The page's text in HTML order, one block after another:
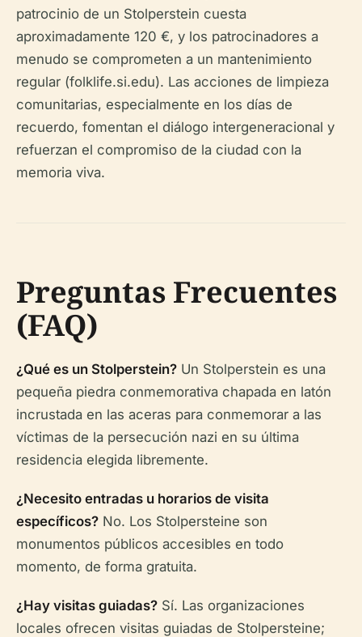
patrocinio de un Stolperstein cuesta
aproximadamente 120 €, y los patrocinadores a
menudo se comprometen a un mantenimiento
regular (folklife.si.edu). Las acciones de limpieza
comunitarias, especialmente en los días de
recuerdo, fomentan el diálogo intergeneracional y
refuerzan el compromiso de la ciudad con la
memoria viva.
Preguntas Frecuentes
(FAQ)
¿Qué es un Stolperstein? Un Stolperstein es una
pequeña piedra conmemorativa chapada en latón
incrustada en las aceras para conmemorar a las
víctimas de la persecución nazi en su última
residencia elegida libremente.
¿Necesito entradas u horarios de visita
específicos? No. Los Stolpersteine son
monumentos públicos accesibles en todo
momento, de forma gratuita.
¿Hay visitas guiadas? Sí. Las organizaciones
locales ofrecen visitas guiadas de Stolpersteine;